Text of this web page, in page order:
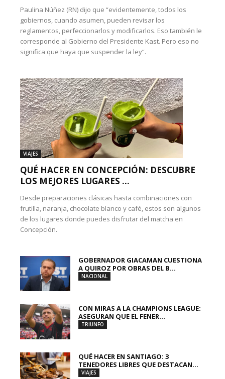
Paulina Núñez (RN) dijo que “evidentemente, todos los
gobiernos, cuando asumen, pueden revisar los
reglamentos, perfeccionarlos y modificarlos. Eso también le
corresponde al Gobierno del Presidente Kast. Pero eso no
significa que haya que suspender la ley”.
VIAJES
QUÉ HACER EN CONCEPCIÓN: DESCUBRE
LOS MEJORES LUGARES ...
Desde preparaciones clásicas hasta combinaciones con
frutilla, naranja, chocolate blanco y café, estos son algunos
de los lugares donde puedes disfrutar del matcha en
Concepción.
GOBERNADOR GIACAMAN CUESTIONA
A QUIROZ POR OBRAS DEL B...
NACIONAL
CON MIRAS A LA CHAMPIONS LEAGUE:
ASEGURAN QUE EL FENER...
TRIUNFO
QUÉ HACER EN SANTIAGO: 3
TENEDORES LIBRES QUE DESTACAN...
VIAJES